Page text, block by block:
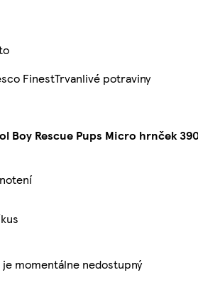
FinestTrvanlivé potraviny
Boy Rescue Pups Micro hrnček
momentálne nedostupný